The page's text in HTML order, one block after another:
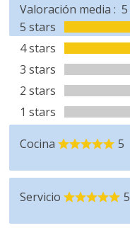
Valoración media :
5 stars
4 stars
3 stars
2 stars
1 stars
5
Cocina 5
Servicio 5